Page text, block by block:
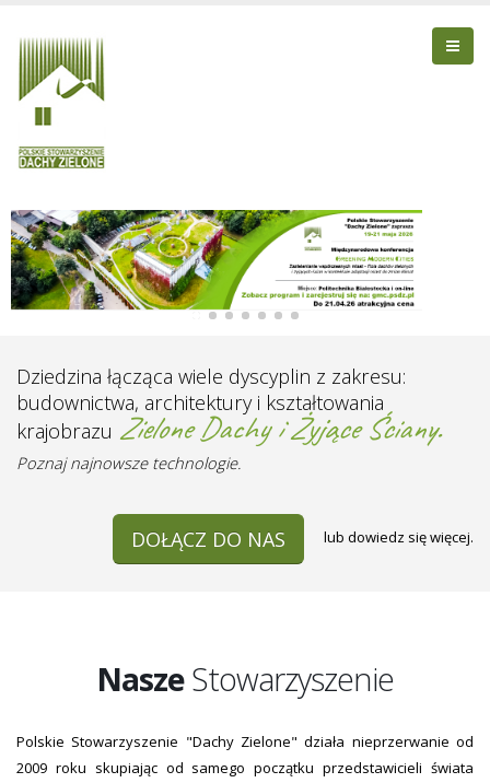
Dziedzina łącząca wiele dyscyplin z zakresu:
budownictwa, architektury i kształtowania
krajobrazu Zielone Dachy i Żyjące Ściany.
Poznaj najnowsze technologie.
DOŁĄCZ DO NAS lub dowiedz się więcej.
NaszeStowarzyszenie
Polskie Stowarzyszenie "Dachy Zielone" działa nieprzerwanie od
2009 roku skupiając od samego początku przedstawicieli świata